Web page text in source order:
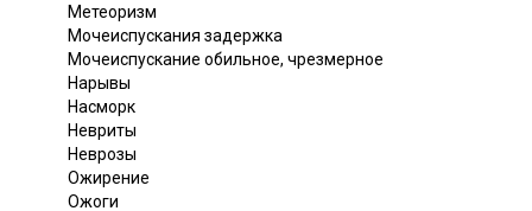
Метеоризм
Мочеиспускания задержка
Мочеиспускание обильное, чрезмерное
Нарывы
Насморк
Невриты
Неврозы
Ожирение
Ожоги